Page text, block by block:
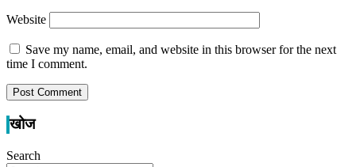
Website
Save my name, email, and website in this browser for the next
time I comment.
खोज
Search